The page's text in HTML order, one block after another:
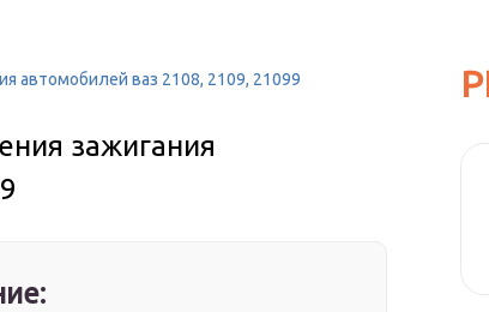
автомобилей ваз 2108, 2109, 21099
зажигания